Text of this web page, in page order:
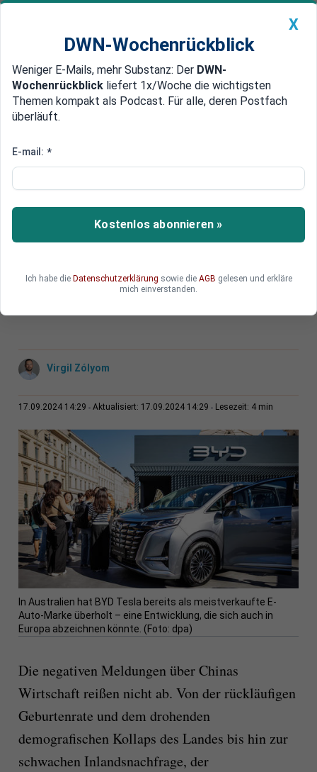
Newsticker MEIN DWN: Geldanlage Premium
Edelmetalle DWN-Magazin China
Ein neuer China-Schock? Wie
deutsche Industrie treffen
Schock die Kernindustrie Europas bedrohen. Wie
Virgil Zólyom
17.09.2024 14:29 Aktualisiert: 17.09.2024 14:29 Lesezeit: 4 min
In Australien hat BYD Tesla bereits als meistverkaufte E-
Auto-Marke überholt – eine Entwicklung, die sich auch in
Europa abzeichnen könnte. (Foto: dpa)
Die negativen Meldungen über Chinas
Wirtschaft reißen nicht ab. Von der rückläufigen
Geburtenrate und dem drohenden
demografischen Kollaps des Landes bis hin zur
schwachen Inlandsnachfrage, der
X
DWN-Wochenrückblick
Weniger E-Mails, mehr Substanz: Der DWN-
Wochenrückblick liefert 1x/Woche die wichtigsten
Themen kompakt als Podcast. Für alle, deren Postfach
überläuft.
E-mail: *
Kostenlos abonnieren »
Ich habe die Datenschutzerklärung sowie die AGB gelesen und erkläre
mich einverstanden.